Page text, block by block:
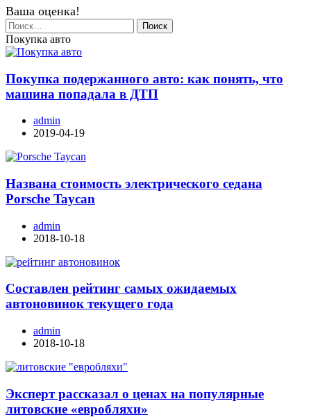
Ваша оценка!
Найти:
Покупка авто
Покупка подержанного авто: как понять, что
машина попадала в ДТП
admin
2019-04-19
Названа стоимость электрического седана
Porsche Taycan
admin
2018-10-18
Составлен рейтинг самых ожидаемых
автоновинок текущего года
admin
2018-10-18
Эксперт рассказал о ценах на популярные
литовские «евробляхи»